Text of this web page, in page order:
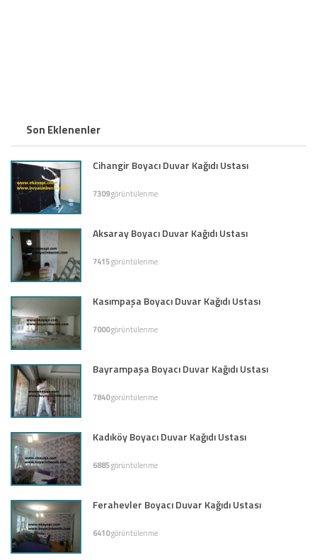
Son Eklenenler
Cihangir Boyacı Duvar Kağıdı Ustası
7309görüntülenme
Aksaray Boyacı Duvar Kağıdı Ustası
7415görüntülenme
Kasımpaşa Boyacı Duvar Kağıdı Ustası
7000görüntülenme
Bayrampaşa Boyacı Duvar Kağıdı Ustası
7840görüntülenme
Kadıköy Boyacı Duvar Kağıdı Ustası
6885görüntülenme
Ferahevler Boyacı Duvar Kağıdı Ustası
6410görüntülenme